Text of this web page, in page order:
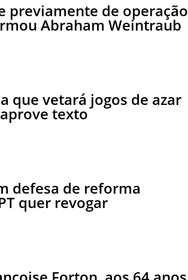
previamente de operação
Abraham Weintraub
que vetará jogos de azar
texto
defesa de reforma
quer revogar